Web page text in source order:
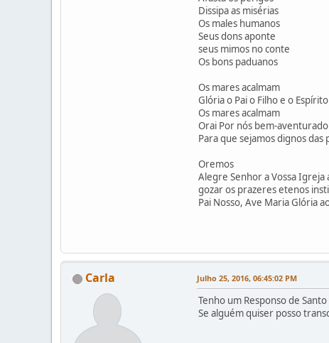
Dissipa as misérias
Os males humanos
Seus dons aponte
seus mimos no conte
Os bons paduanos
Os mares acalmam
Glória o Pai o Filho e o
Os mares acalmam
Orai Por nós bem-
Para que sejamos dignos das
Oremos
Alegre Senhor a Vossa
gozar os prazeres etenos
Pai Nosso, Ave Maria Glória
Carla Julho 25, 2016, 06:45:02 PM
Tenho um Responso de
Se alguém quiser posso